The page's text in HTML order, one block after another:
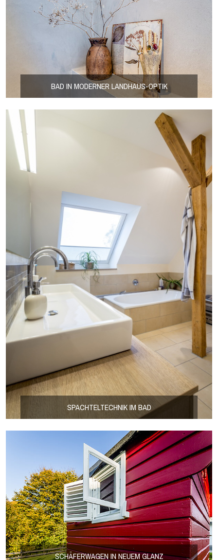
BAD IN MODERNER LANDHAUS-OPTIK
SPACHTELTECHNIK IM BAD
SCHÄFERWAGEN IN NEUEM GLANZ